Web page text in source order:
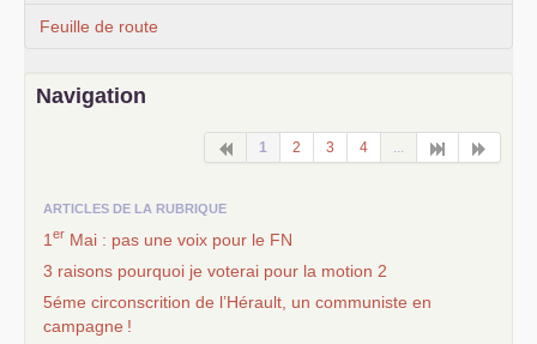
Feuille de route
Navigation
1 2 3 4
ARTICLES DE LA RUBRIQUE
1 er Mai : pas une voix pour le FN
3 raisons pourquoi je voterai pour la motion 2
5éme circonscrition de l’Hérault, un communiste en
campagne !